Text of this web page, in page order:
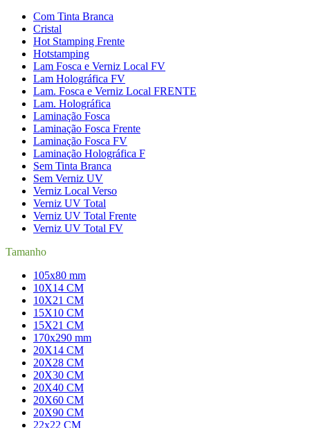
Com Tinta Branca
Cristal
Hot Stamping Frente
Hotstamping
Lam Fosca e Verniz Local FV
Lam Holográfica FV
Lam. Fosca e Verniz Local FRENTE
Lam. Holográfica
Laminação Fosca
Laminação Fosca Frente
Laminação Fosca FV
Laminação Holográfica F
Sem Tinta Branca
Sem Verniz UV
Verniz Local Verso
Verniz UV Total
Verniz UV Total Frente
Verniz UV Total FV
Tamanho
105x80 mm
10X14 CM
10X21 CM
15X10 CM
15X21 CM
170x290 mm
20X14 CM
20X28 CM
20X30 CM
20X40 CM
20X60 CM
20X90 CM
22x22 CM